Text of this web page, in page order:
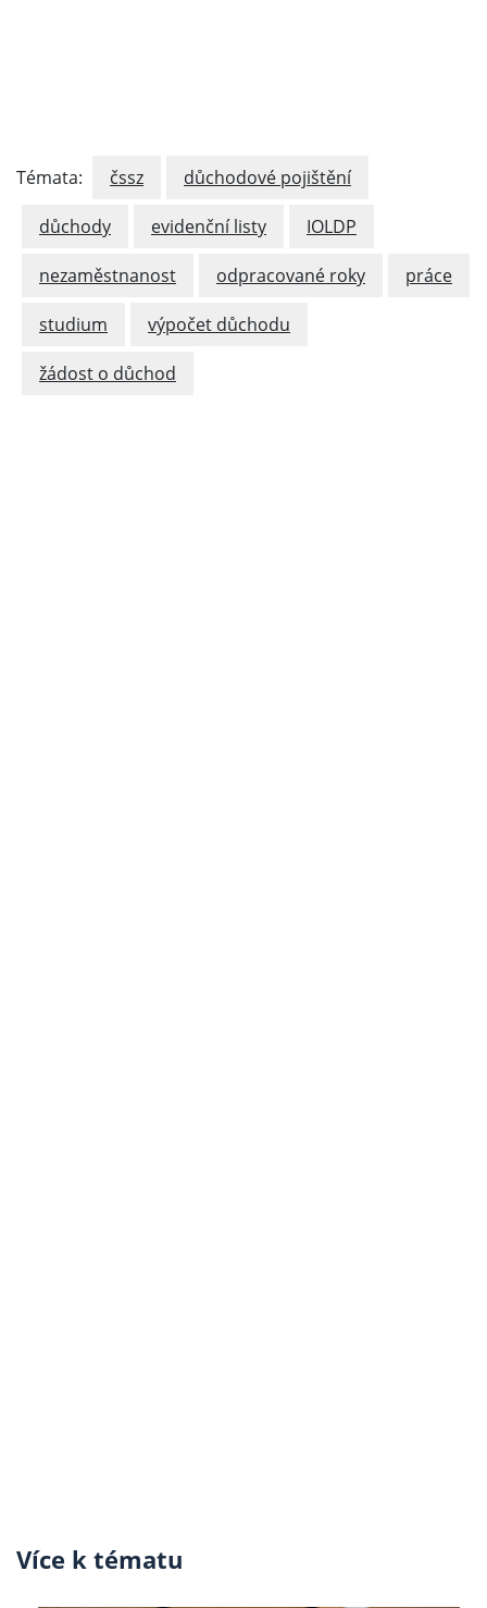
Témata: čssz důchodové pojištění
důchody evidenční listy IOLDP
nezaměstnanost odpracované roky práce
studium výpočet důchodu
žádost o důchod
Více k tématu